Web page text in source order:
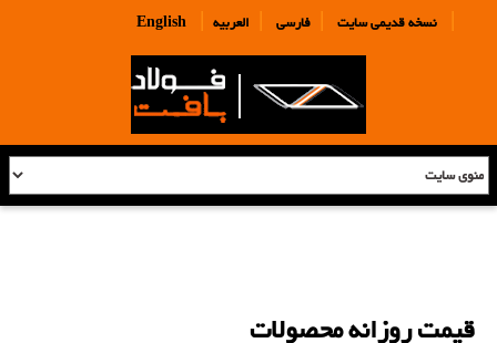
English | نسخه قدیمی سایت| فارسی| العربیه |
قیمت روزانه محصولات